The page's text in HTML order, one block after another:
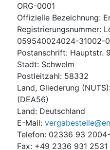
ORG-0001
Offizielle Bezeichnung:
Registrierungsnummer:
059540024024-31002-
Postanschrift: Hauptstr.
Stadt: Schwelm
Postleitzahl: 58332
Land, Gliederung (NUTS)
(DEA56)
Land: Deutschland
E-Mail:
Telefon: 02336 93
Fax: +49 2336 931 2531